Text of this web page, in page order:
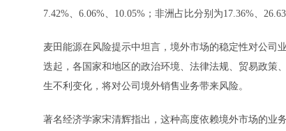
7.42%、6.06%、10.05%；非洲占比分别为17.36%、
麦田能源在风险提示中坦言，境外市场的稳定性对公司
迭起，各国家和地区的政治环境、法律法规、贸易政策
生不利变化，将对公司境外销售业务带来风险。
著名经济学家宋清辉指出，这种高度依赖境外市场的业